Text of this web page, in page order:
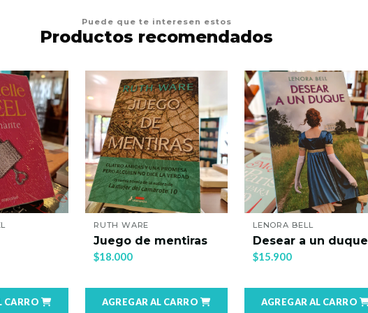
Puede que te interesen estos
Productos recomendados
CARRO
RUTH WARE
Juego de mentiras
$18.000
AGREGAR AL CARRO
LENORA BELL
Desear a un duque
$15.900
AGREGAR AL CARRO